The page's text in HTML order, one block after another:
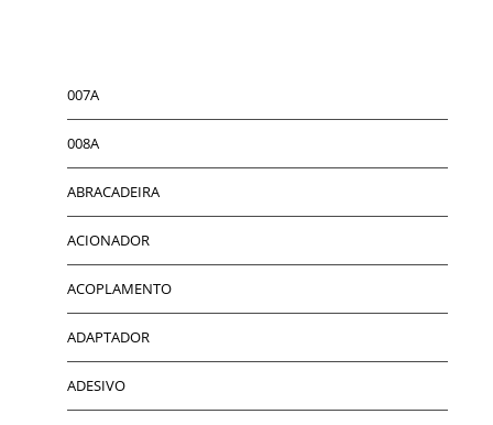
007A
008A
ABRACADEIRA
ACIONADOR
ACOPLAMENTO
ADAPTADOR
ADESIVO